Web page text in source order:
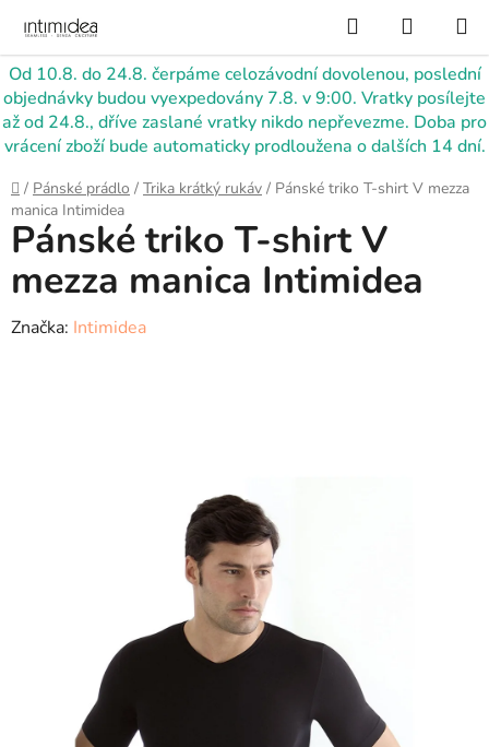
obsah
Od 10.8. do 24.8. čerpáme celozávodní dovolenou, poslední
objednávky budou vyexpedovány 7.8. v 9:00. Vratky posílejte
až od 24.8., dříve zaslané vratky nikdo nepřevezme. Doba pro
vrácení zboží bude automaticky prodloužena o dalších 14 dní.
Hledat
KOŠÍK
Domů
/ Pánské prádlo / Trika krátký rukáv / Pánské triko T-shirt V mezza
manica Intimidea
Pánské triko T-shirt V
mezza manica Intimidea
Značka: Intimidea